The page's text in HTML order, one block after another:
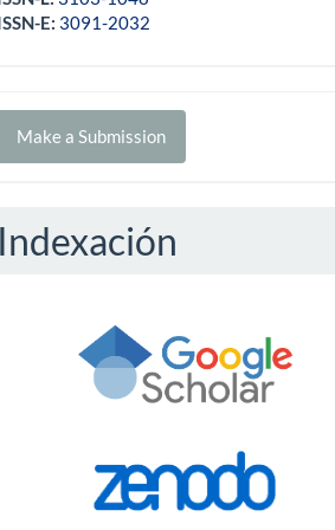
E: 3091-2032
Make a Submission